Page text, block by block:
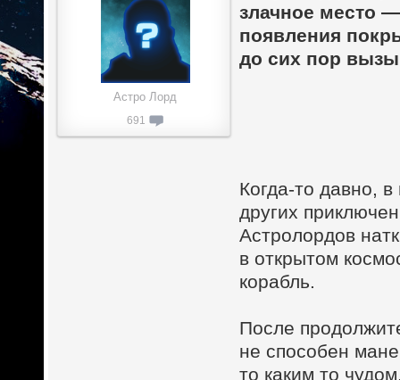
злачное место
появления
до сих пор
Когда-то давно,
других
Астролордов
в открытом
корабль.
После
не способен
то каким то
Астро Лорд
691